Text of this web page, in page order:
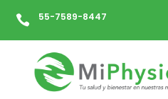
 55-7589-8447